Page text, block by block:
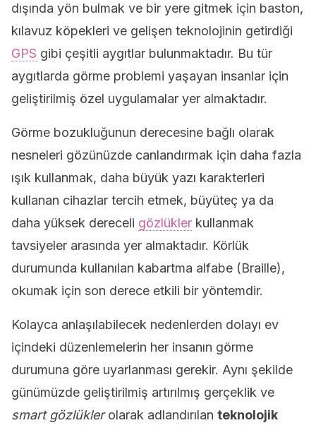
dışında yön bulmak ve bir yere gitmek için baston,
kılavuz köpekleri ve gelişen teknolojinin getirdiği
GPS gibi çeşitli aygıtlar bulunmaktadır. Bu tür
aygıtlarda görme problemi yaşayan insanlar için
geliştirilmiş özel uygulamalar yer almaktadır.
Görme bozukluğunun derecesine bağlı olarak
nesneleri gözünüzde canlandırmak için daha fazla
ışık kullanmak, daha büyük yazı karakterleri
kullanan cihazlar tercih etmek, büyüteç ya da
daha yüksek dereceli gözlükler kullanmak
tavsiyeler arasında yer almaktadır. Körlük
durumunda kullanılan kabartma alfabe (Braille),
okumak için son derece etkili bir yöntemdir.
Kolayca anlaşılabilecek nedenlerden dolayı ev
içindeki düzenlemelerin her insanın görme
durumuna göre uyarlanması gerekir. Aynı şekilde
günümüzde geliştirilmiş artırılmış gerçeklik ve
smart gözlüklerolarak adlandırılan teknolojik